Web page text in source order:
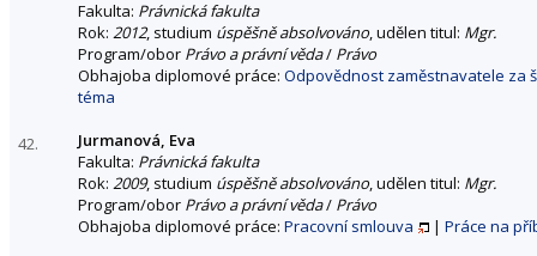
Fakulta: Právnická fakulta
Rok: 2012, studium úspěšně absolvováno, udělen titul: Mgr.
Program/obor Právo a právní věda/ Právo
Obhajoba diplomové práce: Odpovědnost zaměstnavatele za
téma
42.
Jurmanová, Eva
Fakulta: Právnická fakulta
Rok: 2009, studium úspěšně absolvováno, udělen titul: Mgr.
Program/obor Právo a právní věda/ Právo
Obhajoba diplomové práce: Pracovní smlouva | Práce na